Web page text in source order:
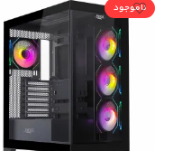
ناموجود